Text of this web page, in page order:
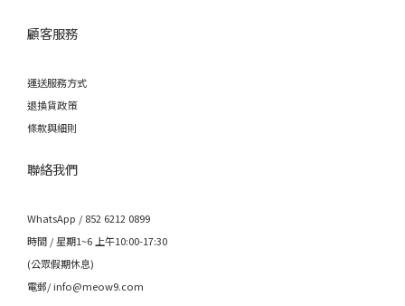
顧客服務
運送服務方式
退換貨政策
條款與細則
聯絡我們
WhatsApp / 852 6212 0899
時間 / 星期1~6 上午10:00-17:30
(公眾假期休息)
電郵/ info@meow9.com